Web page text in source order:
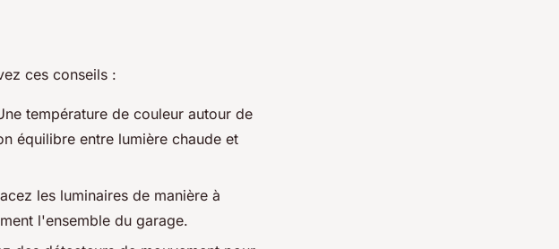
ces conseils :
température de couleur autour de
équilibre entre lumière chaude et
les luminaires de manière à
l'ensemble du garage.